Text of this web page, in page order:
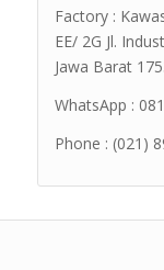
Factory :
EE/ 2G Jl.
Jawa Barat
WhatsApp :
Phone : (021)